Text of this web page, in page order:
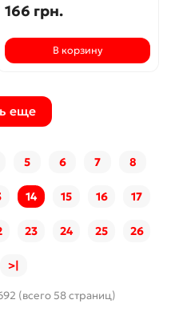
166 грн.
В корзину
еще
5 6 7 8
14 15 16 17
23 24 25 26
>|
(всего 58 страниц)